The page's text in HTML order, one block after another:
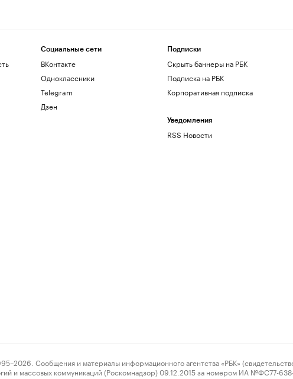
Социальные сети
ВКонтакте
Одноклассники
Telegram
Дзен
Подписки
Скрыть баннеры на РБК
Подписка на РБК
Корпоративная подписка
Уведомления
RSS Новости
Сообщения и материалы информационного агентства «РБК»
и массовых коммуникаций (Роскомнадзор) 09.12.2015 за номером ИА №ФС77-